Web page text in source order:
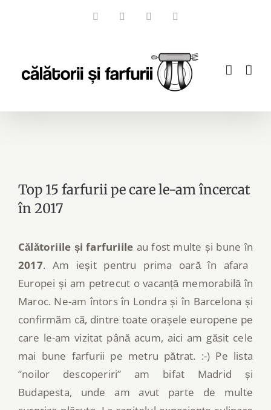
FacebookInstagramYouTubeEmail
Top 15 farfurii pe care le-am încercat
în 2017
Călătoriile și farfuriile au fost multe și bune în
2017. Am ieșit pentru prima oară în afara
Europei și am petrecut o vacanță memorabilă în
Maroc. Ne-am întors în Londra și în Barcelona și
confirmăm că, dintre toate orașele europene pe
care le-am vizitat până acum, aici am găsit cele
mai bune farfurii pe metru pătrat. :-) Pe lista
”noilor descoperiri” am bifat Madrid și
Budapesta, unde am avut parte de multe